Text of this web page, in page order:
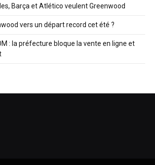
Barça et Atlético veulent Greenwood
vers un départ record cet été ?
: la préfecture bloque la vente en ligne et